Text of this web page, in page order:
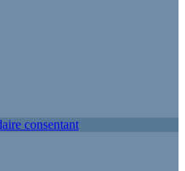
consentant